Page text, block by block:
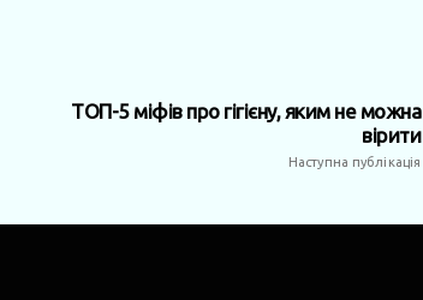
ТОП-5 міфів про гігієну, яким не можна
вірити
Наступна публікація